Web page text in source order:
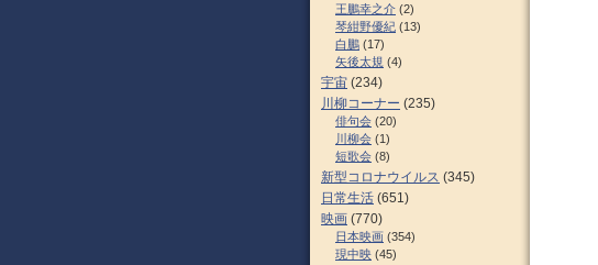
王鵬幸之介 (2)
琴紺野優紀 (13)
白鵬 (17)
矢後太規 (4)
宇宙 (234)
川柳コーナー (235)
俳句会 (20)
川柳会 (1)
短歌会 (8)
新型コロナウイルス (345)
日常生活 (651)
映画 (770)
日本映画 (354)
現中映 (45)